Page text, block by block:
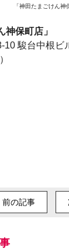
「神田たまごけん神
保町店」
10 駿台中根ビ
の記事